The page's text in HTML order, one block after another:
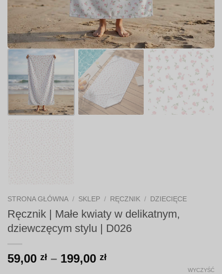
STRONA GŁÓWNA / SKLEP / RĘCZNIK / DZIECIĘCE
Ręcznik | Małe kwiaty w delikatnym,
dziewczęcym stylu | D026
59,00 zł – 199,00 złZakres
WYCZYŚĆ